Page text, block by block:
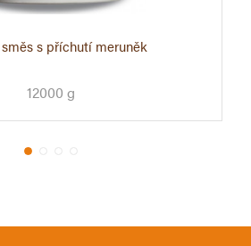
s příchutí meruněk
12000 g